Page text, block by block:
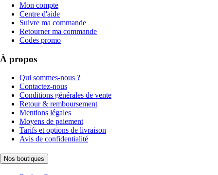
Mon compte
Centre d'aide
Suivre ma commande
Retourner ma commande
Codes promo
À propos
Qui sommes-nous ?
Contactez-nous
Conditions générales de vente
Retour & remboursement
Mentions légales
Moyens de paiement
Tarifs et options de livraison
Avis de confidentialité
Nos boutiques